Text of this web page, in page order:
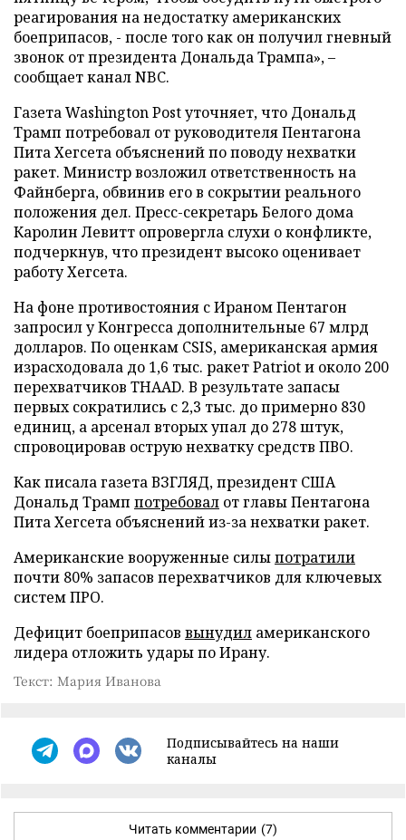
реагирования на недостатку американских
боеприпасов, - после того как он получил гневный
звонок от президента Дональда Трампа», –
сообщает канал NBC.
Газета Washington Post уточняет, что Дональд
Трамп потребовал от руководителя Пентагона
Пита Хегсета объяснений по поводу нехватки
ракет. Министр возложил ответственность на
Файнберга, обвинив его в сокрытии реального
положения дел. Пресс-секретарь Белого дома
Каролин Левитт опровергла слухи о конфликте,
подчеркнув, что президент высоко оценивает
работу Хегсета.
На фоне противостояния с Ираном Пентагон
запросил у Конгресса дополнительные 67 млрд
долларов. По оценкам CSIS, американская армия
израсходовала до 1,6 тыс. ракет Patriot и около 200
перехватчиков THAAD. В результате запасы
первых сократились с 2,3 тыс. до примерно 830
единиц, а арсенал вторых упал до 278 штук,
спровоцировав острую нехватку средств ПВО.
Как писала газета ВЗГЛЯД, президент США
Дональд Трамп потребовал от главы Пентагона
Пита Хегсета объяснений из-за нехватки ракет.
Американские вооруженные силыпотратили
почти 80% запасов перехватчиков для ключевых
систем ПРО.
Дефицит боеприпасов вынудил американского
лидера отложить удары по Ирану.
Текст: Мария Иванова
Подписывайтесь на наши
каналы
Читать комментарии (7)